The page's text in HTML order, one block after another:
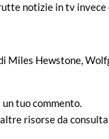
notizie in tv invece
Miles Hewstone,
tuo commento.
risorse da